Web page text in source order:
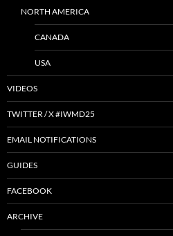
NORTH AMERICA
CANADA
USA
VIDEOS
TWITTER / X #IWMD25
EMAIL NOTIFICATIONS
GUIDES
FACEBOOK
ARCHIVE